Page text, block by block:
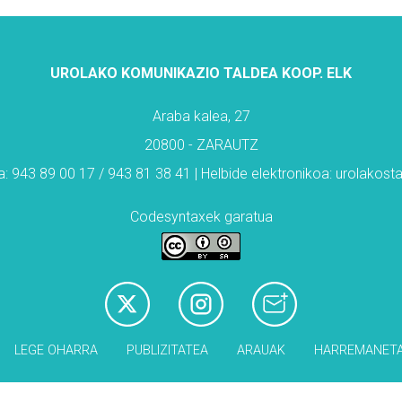
UROLAKO KOMUNIKAZIO TALDEA KOOP. ELK
Araba kalea, 27
20800 - ZARAUTZ
943 89 00 17 / 943 81 38 41 | Helbide elektronikoa:
Codesyntaxek garatua
LEGE OHARRA PUBLIZITATEA ARAUAK